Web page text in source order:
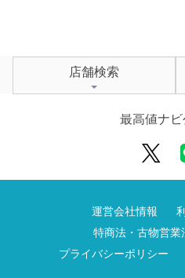
店舗検索
最高値ナビ
運営会社情報
特商法・古物営業
プライバシーポリシー